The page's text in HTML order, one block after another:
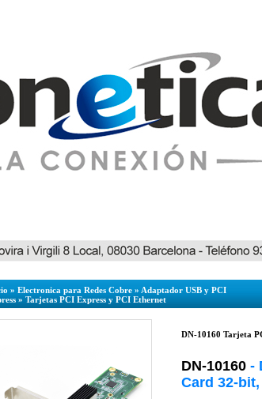
» Electronica para Redes Cobre » Adaptador USB y PCI
» Tarjetas PCI Express y PCI Ethernet
DN-10160 Tarjeta
DN-10160 -
Card 32-